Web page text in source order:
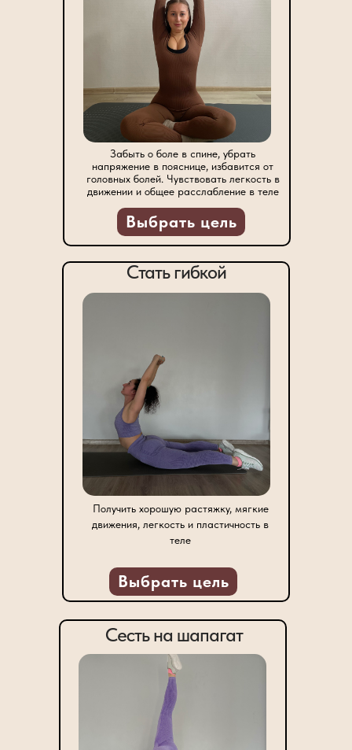
Выбрать цель
Выбрать цель
Стать гибкой
Получить хорошую растяжку, мягкие
движения, легкость и пластичность в
теле
Забыть о боле в спине, убрать
напряжение в пояснице, избавится от
головных болей. Чувствовать легкость в
движении и общее расслабление в теле
Сесть на шапагат